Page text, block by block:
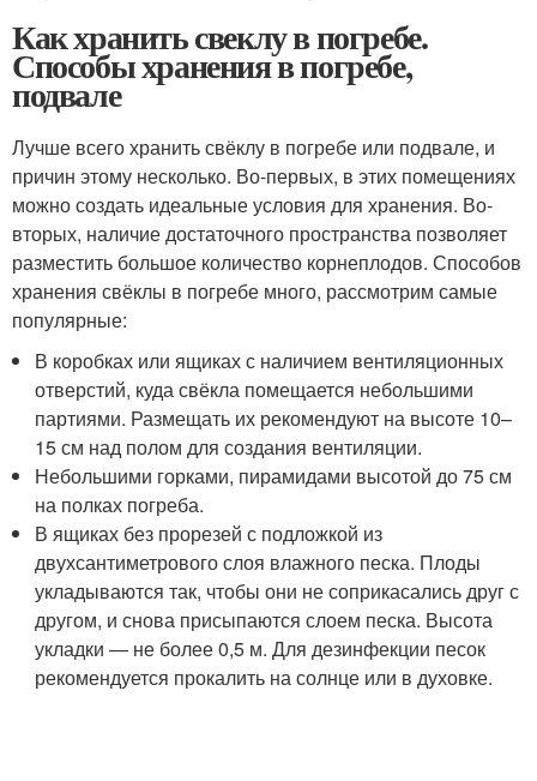
Как хранить свеклу в погребе.
Способы хранения в погребе,
подвале
Лучше всего хранить свёклу в погребе или подвале, и
причин этому несколько. Во-первых, в этих помещениях
можно создать идеальные условия для хранения. Во-
вторых, наличие достаточного пространства позволяет
разместить большое количество корнеплодов. Способов
хранения свёклы в погребе много, рассмотрим самые
популярные:
В коробках или ящиках с наличием вентиляционных
отверстий, куда свёкла помещается небольшими
партиями. Размещать их рекомендуют на высоте 10–
15 см над полом для создания вентиляции.
Небольшими горками, пирамидами высотой до 75 см
на полках погреба.
В ящиках без прорезей с подложкой из
двухсантиметрового слоя влажного песка. Плоды
укладываются так, чтобы они не соприкасались друг с
другом, и снова присыпаются слоем песка. Высота
укладки — не более 0,5 м. Для дезинфекции песок
рекомендуется прокалить на солнце или в духовке.